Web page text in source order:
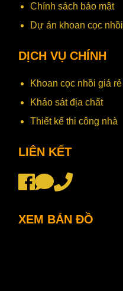
Chính sách bảo mật
Dự án khoan cọc nhồi
DỊCH VỤ CHÍNH
Khoan cọc nhồi giá rẻ
Khảo sát địa chất
Thiết kế thi công nhà
LIÊN KẾT
XEM BẢN ĐỒ